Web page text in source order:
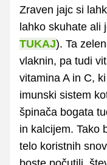
Zraven jajc si
lahko skuhate ali
TUKAJ). Ta
vlaknin, pa tudi
vitamina A in C,
imunski sistem
špinača bogata
in kalcijem. Tako
telo koristnih